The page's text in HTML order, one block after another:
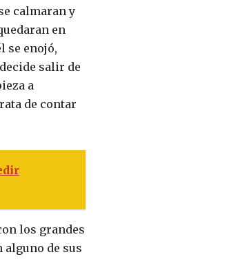
calmaran y
en
se enojó,
salir de
a
de contar
los grandes
de sus